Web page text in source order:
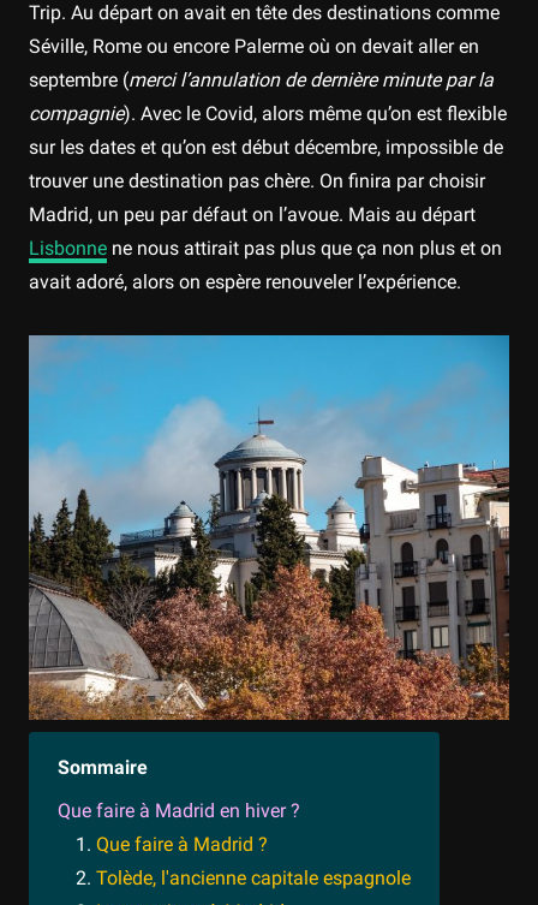
Trip. Au départ on avait en tête des destinations comme
Séville, Rome ou encore Palerme où on devait aller en
septembre (merci l’annulation de dernière minute par la
compagnie). Avec le Covid, alors même qu’on est flexible
sur les dates et qu’on est début décembre, impossible de
trouver une destination pas chère. On finira par choisir
Madrid, un peu par défaut on l’avoue. Mais au départ
Lisbonne ne nous attirait pas plus que ça non plus et on
avait adoré, alors on espère renouveler l’expérience.
Sommaire
Que faire à Madrid en hiver ?
Que faire à Madrid ?
Tolède, l'ancienne capitale espagnole